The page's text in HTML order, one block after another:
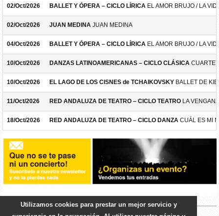
02/Oct/2026 BALLET Y ÓPERA – CICLO LÍRICA EL AMOR BRUJO / LA
02/Oct/2026 JUAN MEDINA JUAN MEDINA
04/Oct/2026 BALLET Y ÓPERA – CICLO LÍRICA EL AMOR BRUJO / LA
10/Oct/2026 DANZAS LATINOAMERICANAS – CICLO CLÁSICA
10/Oct/2026 EL LAGO DE LOS CISNES de TCHAIKOVSKY BALLET DE
11/Oct/2026 RED ANDALUZA DE TEATRO – CICLO TEATRO LA
18/Oct/2026 RED ANDALUZA DE TEATRO – CICLO DANZA CUÁL ES MI
Utilizamos cookies para prestar un mejor servicio y